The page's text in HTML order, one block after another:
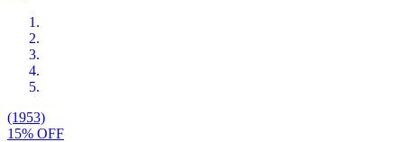
(1953)
15% OFF